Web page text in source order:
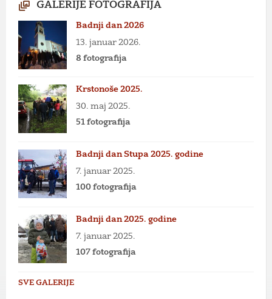
GALERIJE FOTOGRAFIJA
Badnji dan 2026
13. januar 2026.
8 fotografija
Krstonoše 2025.
30. maj 2025.
51 fotografija
Badnji dan Stupa 2025. godine
7. januar 2025.
100 fotografija
Badnji dan 2025. godine
7. januar 2025.
107 fotografija
SVE GALERIJE